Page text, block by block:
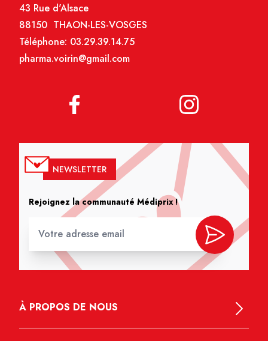
43 Rue d'Alsace
88150 THAON-LES-VOSGES
Téléphone: 03.29.39.14.75
pharma.voirin@gmail.com
NEWSLETTER
Rejoignez la communauté Médiprix !
À PROPOS DE NOUS